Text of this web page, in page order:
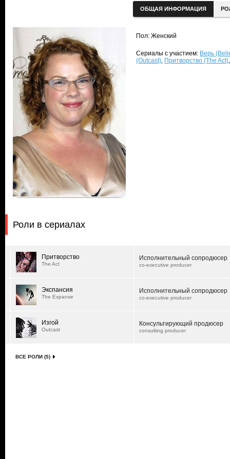
ОБЩАЯ ИНФОРМАЦИЯ
Пол: Женский
Сериалы с участием: Верь
(Outcast), Притворство (The Act)
Роли в сериалах
Притворство
The Act
Исполнительный сопродюсер
co-executive producer
Экспансия
The Expanse
Исполнительный сопродюсер
co-executive producer
Изгой
Outcast
Консультирующий продюсер
consulting producer
ВСЕ РОЛИ (5)